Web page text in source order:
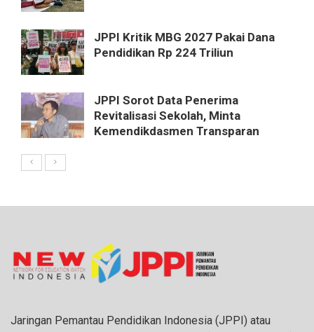
JPPI Kritik MBG 2027 Pakai Dana
Pendidikan Rp 224 Triliun
JPPI Sorot Data Penerima
Revitalisasi Sekolah, Minta
Kemendikdasmen Transparan
Jaringan Pemantau Pendidikan Indonesia (JPPI) atau